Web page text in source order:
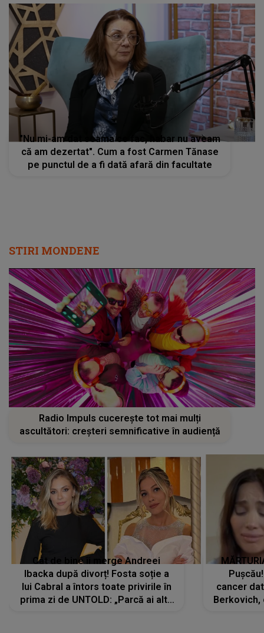
"Nu mi-am dat seama ce fac, habar nu aveam
că am dezertat". Cum a fost Carmen Tănase
pe punctul de a fi dată afară din facultate
STIRI MONDENE
Radio Impuls cucerește tot mai mulți
ascultători: creșteri semnificative în audiență
Cât de bine îi merge Andreei
Ibacka după divorț! Fosta soție a
lui Cabral a întors toate privirile în
prima zi de UNTOLD: „Parcă ai altă
cancer
Berkovich,